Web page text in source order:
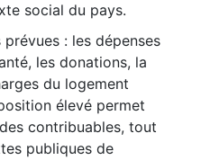
social du pays.
: les dépenses
les donations, la
du logement
élevé permet
contribuables, tout
publiques de